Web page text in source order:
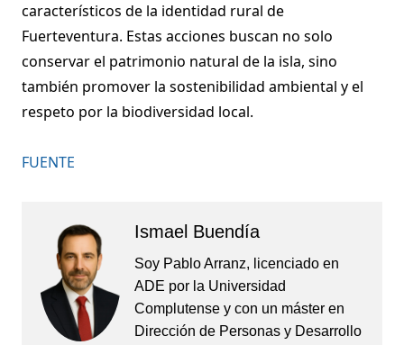
característicos de la identidad rural de
Fuerteventura. Estas acciones buscan no solo
conservar el patrimonio natural de la isla, sino
también promover la sostenibilidad ambiental y el
respeto por la biodiversidad local.
FUENTE
Ismael Buendía
Soy Pablo Arranz, licenciado en
ADE por la Universidad
Complutense y con un máster en
Dirección de Personas y Desarrollo